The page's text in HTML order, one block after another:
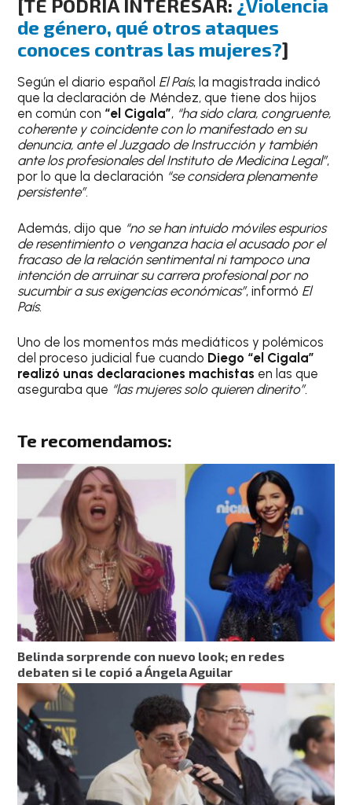
[TE PODRÍA INTERESAR: ¿Violencia
de género, qué otros ataques
conoces contras las mujeres?]
Según el diario español El País, la magistrada indicó
que la declaración de Méndez, que tiene dos hijos
en común con “el Cigala”, “ha sido clara, congruente,
coherente y coincidente con lo manifestado en su
denuncia, ante el Juzgado de Instrucción y también
ante los profesionales del Instituto de Medicina Legal”,
por lo que la declaración “se considera plenamente
persistente”.
Además, dijo que “no se han intuido móviles espurios
de resentimiento o venganza hacia el acusado por el
fracaso de la relación sentimental ni tampoco una
intención de arruinar su carrera profesional por no
sucumbir a sus exigencias económicas”, informó El
País.
Uno de los momentos más mediáticos y polémicos
del proceso judicial fue cuando Diego “el Cigala”
realizó unas declaraciones machistas en las que
aseguraba que “las mujeres solo quieren dinerito”.
Te recomendamos:
Belinda sorprende con nuevo look; en redes
debaten si le copió a Ángela Aguilar